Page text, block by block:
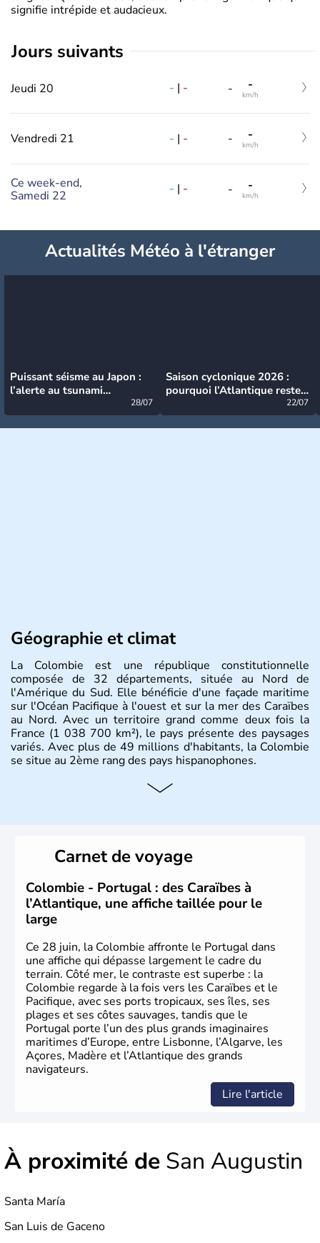
signifie intrépide et audacieux.
jours suivants
Jeudi 20 - | - - -
km/h
Vendredi 21 - | - - -
km/h
Ce week-end,
Samedi 22
- | - - -
km/h
Actualités Météo à l'étranger
Puissant séisme au Japon :
l’alerte au tsunami
28/07
Saison cyclonique 2026 :
pourquoi l’Atlantique reste
22/07
Géographie et climat
La Colombie est une république constitutionnelle
composée de 32 départements, située au Nord de
l'Amérique du Sud. Elle bénéficie d'une façade maritime
sur l'Océan Pacifique à l'ouest et sur la mer des Caraïbes
au Nord. Avec un territoire grand comme deux fois la
France (1 038 700 km²), le pays présente des paysages
variés. Avec plus de 49 millions d'habitants, la Colombie
se situe au 2ème rang des pays hispanophones.
Histoire et administration
en 1538, qui est toujours la capitale. C'est en 1810, que
le premier parlement s'établit à Bogotà, suivi en 1813
par la proclamation de l'indépendance. la Colombie est
une République depuis 1830.
Carnet de voyage
Colombie - Portugal : des Caraïbes à
l’Atlantique, une affiche taillée pour le
large
Ce 28 juin, la Colombie affronte le Portugal dans
une affiche qui dépasse largement le cadre du
terrain. Côté mer, le contraste est superbe : la
Colombie regarde à la fois vers les Caraïbes et le
Pacifique, avec ses ports tropicaux, ses îles, ses
plages et ses côtes sauvages, tandis que le
Portugal porte l’un des plus grands imaginaires
maritimes d’Europe, entre Lisbonne, l’Algarve, les
Açores, Madère et l’Atlantique des grands
navigateurs.
Lire l'article
À proximité de San Augustin
Santa María
San Luis de Gaceno